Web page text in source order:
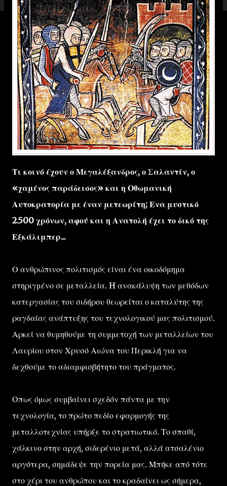
Τι κοινό έχουν ο Μεγαλέξανδρος, ο Σαλαντίν, ο
«χαμένος παράδεισος» και η Οθωμανική
Αυτοκρατορία με έναν μετεωρίτη; Ενα μυστικό
2.500 χρόνων, αφού και η Ανατολή έχει το δικό της
Εξκάλιμπερ...
Ο ανθρώπινος πολιτισμός είναι ένα οικοδόμημα
στηριγμένο σε μεταλλεία. H ανακάλυψη των μεθόδων
κατεργασίας του σιδήρου θεωρείται ο καταλύτης της
ραγδαίας ανάπτυξης του τεχνολογικού μας πολιτισμού.
Αρκεί να θυμηθούμε τη συμμετοχή των μεταλλείων του
Λαυρίου στον Χρυσό Αιώνα του Περικλή για να
δεχθούμε το αδιαμφισβήτητο του πράγματος.
Οπως όμως συμβαίνει σχεδόν πάντα με την
τεχνολογία, το πρώτο πεδίο εφαρμογής της
μεταλλοτεχνίας υπήρξε το στρατιωτικό. Το σπαθί,
χάλκινο στην αρχή, σιδερένιο μετά, αλλά ατσαλένιο
αργότερα, σημάδεψε την πορεία μας. Μπήκε από τότε
στο χέρι του ανθρώπου και το κραδαίνει ως σήμερα,